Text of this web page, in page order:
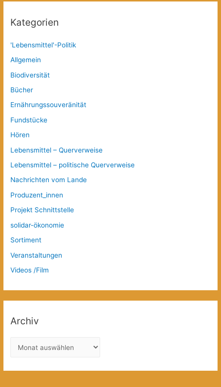
Kategorien
'Lebensmittel'-Politik
Allgemein
Biodiversität
Bücher
Ernährungssouveränität
Fundstücke
Hören
Lebensmittel – Querverweise
Lebensmittel – politische Querverweise
Nachrichten vom Lande
Produzent_innen
Projekt Schnittstelle
solidar-ökonomie
Sortiment
Veranstaltungen
Videos /Film
Archiv
c